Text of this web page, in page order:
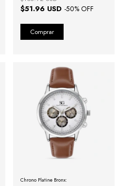
$51.96 USD -50% OFF
Chrono Platine Bronx: